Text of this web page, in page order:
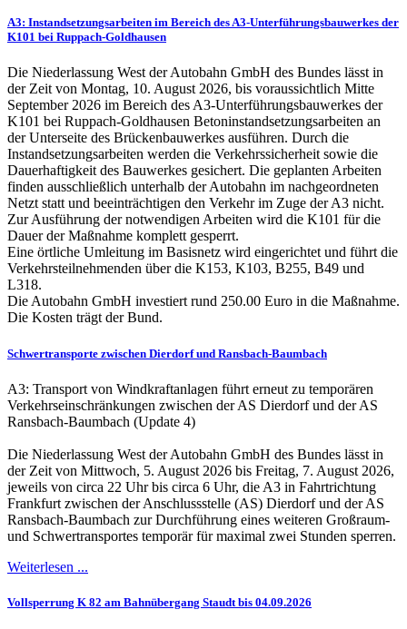
A3: Instandsetzungsarbeiten im Bereich des A3-Unterführungsbauwerkes der
K101 bei Ruppach-Goldhausen
Die Niederlassung West der Autobahn GmbH des Bundes lässt in
der Zeit von Montag, 10. August 2026, bis voraussichtlich Mitte
September 2026 im Bereich des A3-Unterführungsbauwerkes der
K101 bei Ruppach-Goldhausen Betoninstandsetzungsarbeiten an
der Unterseite des Brückenbauwerkes ausführen. Durch die
Instandsetzungsarbeiten werden die Verkehrssicherheit sowie die
Dauerhaftigkeit des Bauwerkes gesichert. Die geplanten Arbeiten
finden ausschließlich unterhalb der Autobahn im nachgeordneten
Netzt statt und beeinträchtigen den Verkehr im Zuge der A3 nicht.
Zur Ausführung der notwendigen Arbeiten wird die K101 für die
Dauer der Maßnahme komplett gesperrt.
Eine örtliche Umleitung im Basisnetz wird eingerichtet und führt die
Verkehrsteilnehmenden über die K153, K103, B255, B49 und
L318.
Die Autobahn GmbH investiert rund 250.00 Euro in die Maßnahme.
Die Kosten trägt der Bund.
Schwertransporte zwischen Dierdorf und Ransbach-Baumbach
A3: Transport von Windkraftanlagen führt erneut zu temporären
Verkehrseinschränkungen zwischen der AS Dierdorf und der AS
Ransbach-Baumbach (Update 4)
Die Niederlassung West der Autobahn GmbH des Bundes lässt in
der Zeit von Mittwoch, 5. August 2026 bis Freitag, 7. August 2026,
jeweils von circa 22 Uhr bis circa 6 Uhr, die A3 in Fahrtrichtung
Frankfurt zwischen der Anschlussstelle (AS) Dierdorf und der AS
Ransbach-Baumbach zur Durchführung eines weiteren Großraum-
und Schwertransportes temporär für maximal zwei Stunden sperren.
Weiterlesen ...
Vollsperrung K 82 am Bahnübergang Staudt bis 04.09.2026